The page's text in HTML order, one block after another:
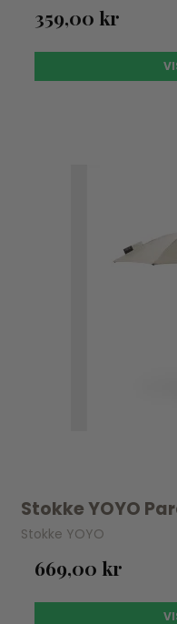
359,00 kr
Stokke YOYO
Stokke YOYO
669,00 kr